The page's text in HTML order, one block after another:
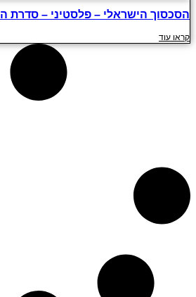
הסכסוך הישראלי – פלסטיני – סדרת
קראו עוד